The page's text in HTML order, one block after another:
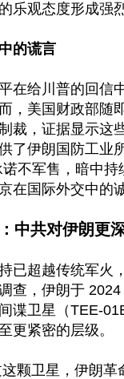
乐观态度形成强
的谎言
在给川普的回信
，美国财政部随
裁，证据显示这
了伊朗国防工业
不军售，暗中持
在国际外交中的
中共对伊朗更
已超越传统军火
查，伊朗于
谍卫星（TEE-
更紧密的层级。
颗卫星，伊朗革